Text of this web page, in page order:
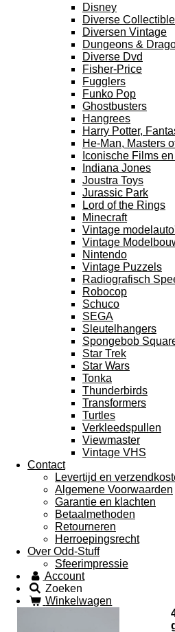
Disney
Diverse
Diversen Vintage
Dungeons &
Diverse Dvd
Fisher-Price
Fugglers
Funko Pop
Ghostbusters
Hangrees
Harry Potter,
He-Man, Masters
Iconische Films
Indiana Jones
Joustra Toys
Jurassic Park
Lord of the Rings
Minecraft
Vintage
Vintage
Nintendo
Vintage Puzzels
Radiografisch
Robocop
Schuco
SEGA
Sleutelhangers
Spongebob
Star Trek
Star Wars
Tonka
Thunderbirds
Transformers
Turtles
Verkleedspullen
Viewmaster
Vintage VHS
Contact
Levertijd en
Algemene Voorwaarden
Garantie en klachten
Betaalmethoden
Retourneren
Herroepingsrecht
Over Odd-Stuff
Sfeerimpressie
Account
Zoeken
Winkelwagen